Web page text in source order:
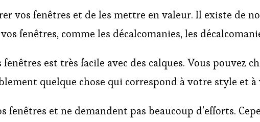
vos fenêtres et de les mettre en valeur. Il existe de
fenêtres, comme les décalcomanies, les
est très facile avec des calques. Vous pouvez
quelque chose qui correspond à votre style et
fenêtres et ne demandent pas beaucoup d’efforts.